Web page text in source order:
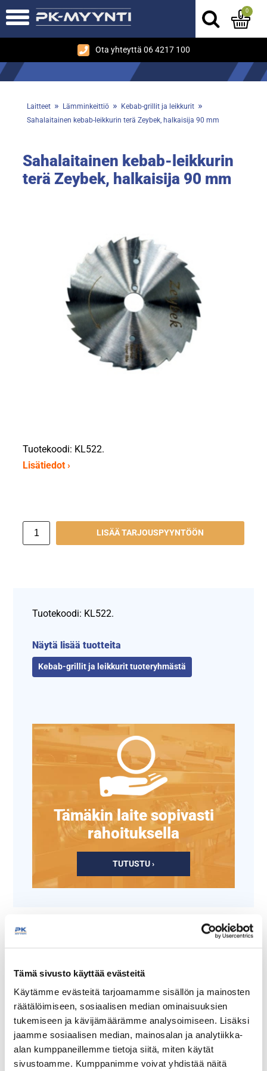
Tämä sivusto käyttää evästeitä
Käytämme evästeitä tarjoamamme sisällön ja mainosten
räätälöimiseen, sosiaalisen median ominaisuuksien
tukemiseen ja kävijämäärämme analysoimiseen. Lisäksi
jaamme sosiaalisen median, mainosalan ja analytiikka-
alan kumppaneillemme tietoja siitä, miten käytät
sivustoamme. Kumppanimme voivat yhdistää näitä
Ota yhteyttä 06 4217 100
0
Laitteet » Lämminkeittiö » Kebab-grillit ja leikkurit »
Sahalaitainen kebab-leikkurin terä Zeybek, halkaisija 90 mm
Sahalaitainen kebab-leikkurin
terä Zeybek, halkaisija 90 mm
Tuotekoodi: KL522.
Lisätiedot ›
LISÄÄ TARJOUSPYYNTÖÖN
Tuotekoodi: KL522.
Näytä lisää tuotteita
Kebab-grillit ja leikkurit tuoteryhmästä
Tämäkin laite sopivasti
rahoituksella
TUTUSTU ›
Kebab-leikkurin terä
Zeybek, halkaisija 90 mm
Tuotekoodi: KL518.
Kebab-leikkuri Zeybek
Käsiosan mitat: 210 x 115 x